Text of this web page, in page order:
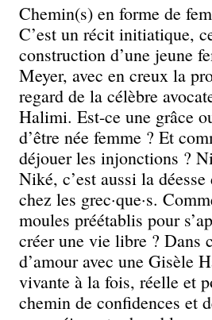
Chemin(s) en forme de
C’est un récit initiatique,
construction d’une jeune
Meyer, avec en creux la
regard de la célèbre
Halimi. Est-ce une grâce
d’être née femme ? Et
déjouer les injonctions ?
Niké, c’est aussi la
chez les grec·que·s.
moules préétablis pour
créer une vie libre ? Dans
d’amour avec une Gisèle
vivante à la fois, réelle et
chemin de confidences et